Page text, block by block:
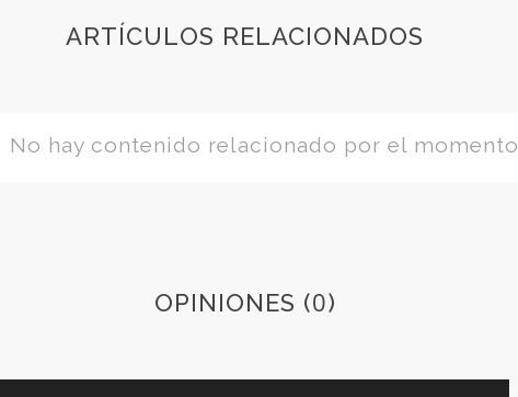
ARTÍCULOS RELACIONADOS
No hay contenido relacionado por el momento
OPINIONES (0)